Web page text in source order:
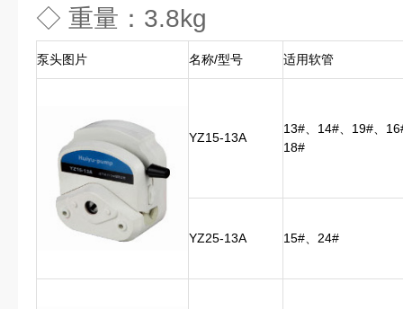
◇ 重量：3.8kg
泵头图片 名称/型号 适用软管
YZ15-13A
13#、14#、19#、
18#
YZ25-13A 15#、24#